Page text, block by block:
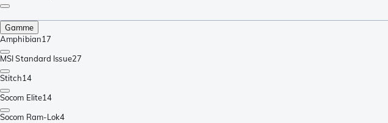
Gamme
Amphibian17
MSI Standard Issue27
Stitch14
Socom Elite14
Socom Ram-Lok4